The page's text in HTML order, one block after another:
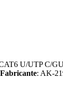
U/UTP C/
: AK-